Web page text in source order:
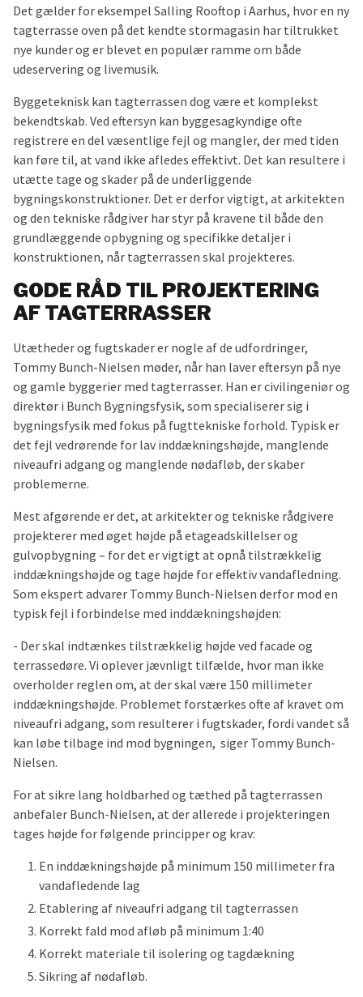
Det gælder for eksempel Salling Rooftop i Aarhus, hvor en ny
tagterrasse oven på det kendte stormagasin har tiltrukket
nye kunder og er blevet en populær ramme om både
udeservering og livemusik.
Byggeteknisk kan tagterrassen dog være et komplekst
bekendtskab. Ved eftersyn kan byggesagkyndige ofte
registrere en del væsentlige fejl og mangler, der med tiden
kan føre til, at vand ikke afledes effektivt. Det kan resultere i
utætte tage og skader på de underliggende
bygningskonstruktioner. Det er derfor vigtigt, at arkitekten
og den tekniske rådgiver har styr på kravene til både den
grundlæggende opbygning og specifikke detaljer i
konstruktionen, når tagterrassen skal projekteres.
GODE RÅD TIL PROJEKTERING
AF TAGTERRASSER
Utætheder og fugtskader er nogle af de udfordringer,
Tommy Bunch-Nielsen møder, når han laver eftersyn på nye
og gamle byggerier med tagterrasser. Han er civilingeniør og
direktør i Bunch Bygningsfysik, som specialiserer sig i
bygningsfysik med fokus på fugttekniske forhold. Typisk er
det fejl vedrørende for lav inddækningshøjde, manglende
niveaufri adgang og manglende nødafløb, der skaber
problemerne.
Mest afgørende er det, at arkitekter og tekniske rådgivere
projekterer med øget højde på etageadskillelser og
gulvopbygning – for det er vigtigt at opnå tilstrækkelig
inddækningshøjde og tage højde for effektiv vandafledning.
Som ekspert advarer Tommy Bunch-Nielsen derfor mod en
typisk fejl i forbindelse med inddækningshøjden:
- Der skal indtænkes tilstrækkelig højde ved facade og
terrassedøre. Vi oplever jævnligt tilfælde, hvor man ikke
overholder reglen om, at der skal være 150 millimeter
inddækningshøjde. Problemet forstærkes ofte af kravet om
niveaufri adgang, som resulterer i fugtskader, fordi vandet så
kan løbe tilbage ind mod bygningen, siger Tommy Bunch-
Nielsen.
For at sikre lang holdbarhed og tæthed på tagterrassen
anbefaler Bunch-Nielsen, at der allerede i projekteringen
tages højde for følgende principper og krav:
En inddækningshøjde på minimum 150 millimeter fra
vandafledende lag
Etablering af niveaufri adgang til tagterrassen
Korrekt fald mod afløb på minimum 1:40
Korrekt materiale til isolering og tagdækning
Sikring af nødafløb.